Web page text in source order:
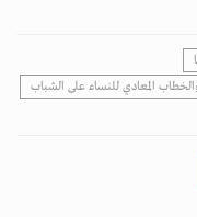
والخطاب المعادي للنساء على الشباب